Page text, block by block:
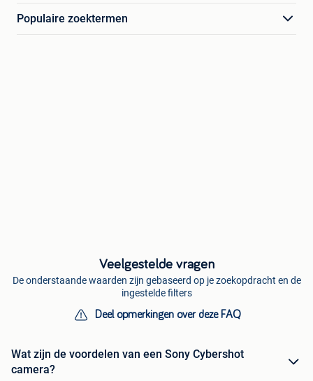
Populaire zoektermen
Veelgestelde vragen
De onderstaande waarden zijn gebaseerd op je zoekopdracht en de
ingestelde filters
Deel opmerkingen over deze FAQ
Wat zijn de voordelen van een Sony Cybershot
camera?